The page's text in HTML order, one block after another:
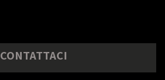
CONTATTACI